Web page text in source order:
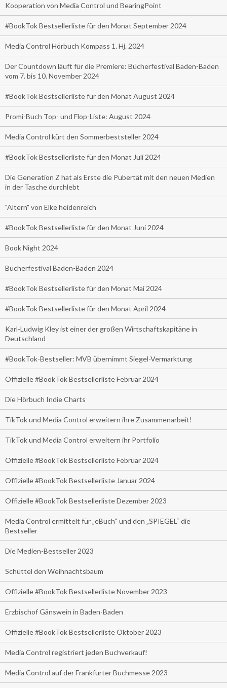
Kooperation von Media Control und BearingPoint
#BookTok Bestsellerliste für den Monat September 2024
Media Control Hörbuch Kompass 1. Hj. 2024
Der Countdown läuft für die Premiere: Bücherfestival Baden-Baden
vom 7. bis 10. November 2024
#BookTok Bestsellerliste für den Monat August 2024
Promi-Buch Top- und Flop-Liste: August 2024
Media Control kürt den Sommerbeststeller 2024
#BookTok Bestsellerliste für den Monat Juli 2024
Die Generation Z hat als Erste die Pubertät mit den neuen Medien
in der Tasche durchlebt
"Altern" von Elke heidenreich
#BookTok Bestsellerliste für den Monat Juni 2024
Book Night 2024
Bücherfestival Baden-Baden 2024
#BookTok Bestsellerliste für den Monat Mai 2024
#BookTok Bestsellerliste für den Monat April 2024
Karl-Ludwig Kley ist einer der großen Wirtschaftskapitäne in
Deutschland
#BookTok-Bestseller: MVB übernimmt Siegel-Vermarktung
Offizielle #BookTok Bestsellerliste Februar 2024
Die Hörbuch Indie Charts
TikTok und Media Control erweitern ihre Zusammenarbeit!
TikTok und Media Control erweitern ihr Portfolio
Offizielle #BookTok Bestsellerliste Februar 2024
Offizielle #BookTok Bestsellerliste Januar 2024
Offizielle #BookTok Bestsellerliste Dezember 2023
Media Control ermittelt für „eBuch“ und den „SPIEGEL“ die
Bestseller
Die Medien-Bestseller 2023
Schüttel den Weihnachtsbaum
Offizielle #BookTok Bestsellerliste November 2023
Erzbischof Gänswein in Baden-Baden
Offizielle #BookTok Bestsellerliste Oktober 2023
Media Control registriert jeden Buchverkauf!
Media Control auf der Frankfurter Buchmesse 2023